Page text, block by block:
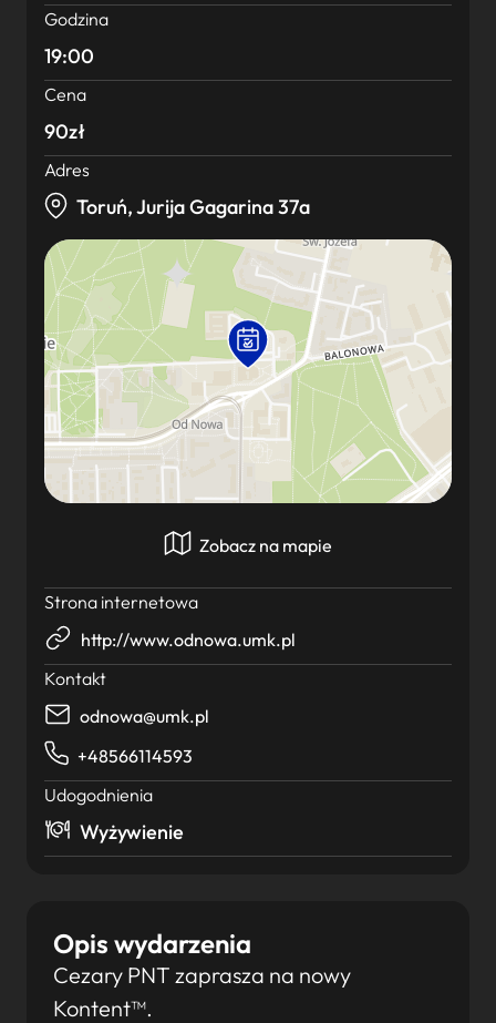
Opis wydarzenia
Cezary PNT zaprasza na nowy
Kontent™.
Godzina
19:00
Cena
90zł
Adres
Toruń, Jurija Gagarina 37a
Zobacz na mapie
Strona internetowa
http://www.odnowa.umk.pl
Kontakt
odnowa@umk.pl
+48566114593
Udogodnienia
Wyżywienie